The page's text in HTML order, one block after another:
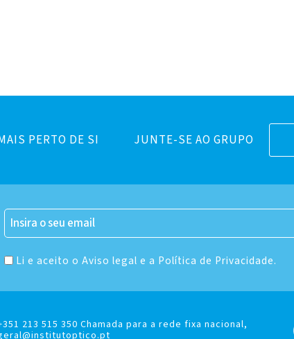
PERTO DE SI JUNTE-SE AO GRUPO
Li e aceito o Aviso legal e a Política de Privacidade.
213 515 350 Chamada para a rede fixa nacional,